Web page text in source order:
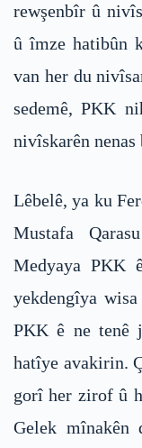
rewşenbîr û
û îmze hatibûn
van her du
sedemê, PKK
nivîskarên
Lêbelê, ya ku
Mustafa
Medyaya PKK
yekdengîya
PKK ê ne tenê
hatîye avakirin.
gorî her zirof û
Gelek